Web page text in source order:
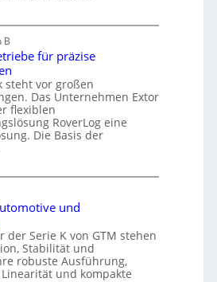
B
für präzise
steht vor großen
Das Unternehmen Extor
flexiblen
RoverLog eine
Die Basis der
und
der Serie K von GTM stehen
Stabilität und
robuste Ausführung,
und kompakte